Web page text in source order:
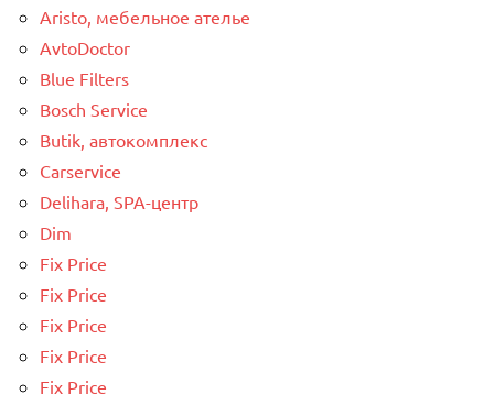
Aristo, мебельное ателье
AvtoDoctor
Blue Filters
Bosch Service
Butik, автокомплекс
Carservice
Delihara, SPA-центр
Dim
Fix Price
Fix Price
Fix Price
Fix Price
Fix Price